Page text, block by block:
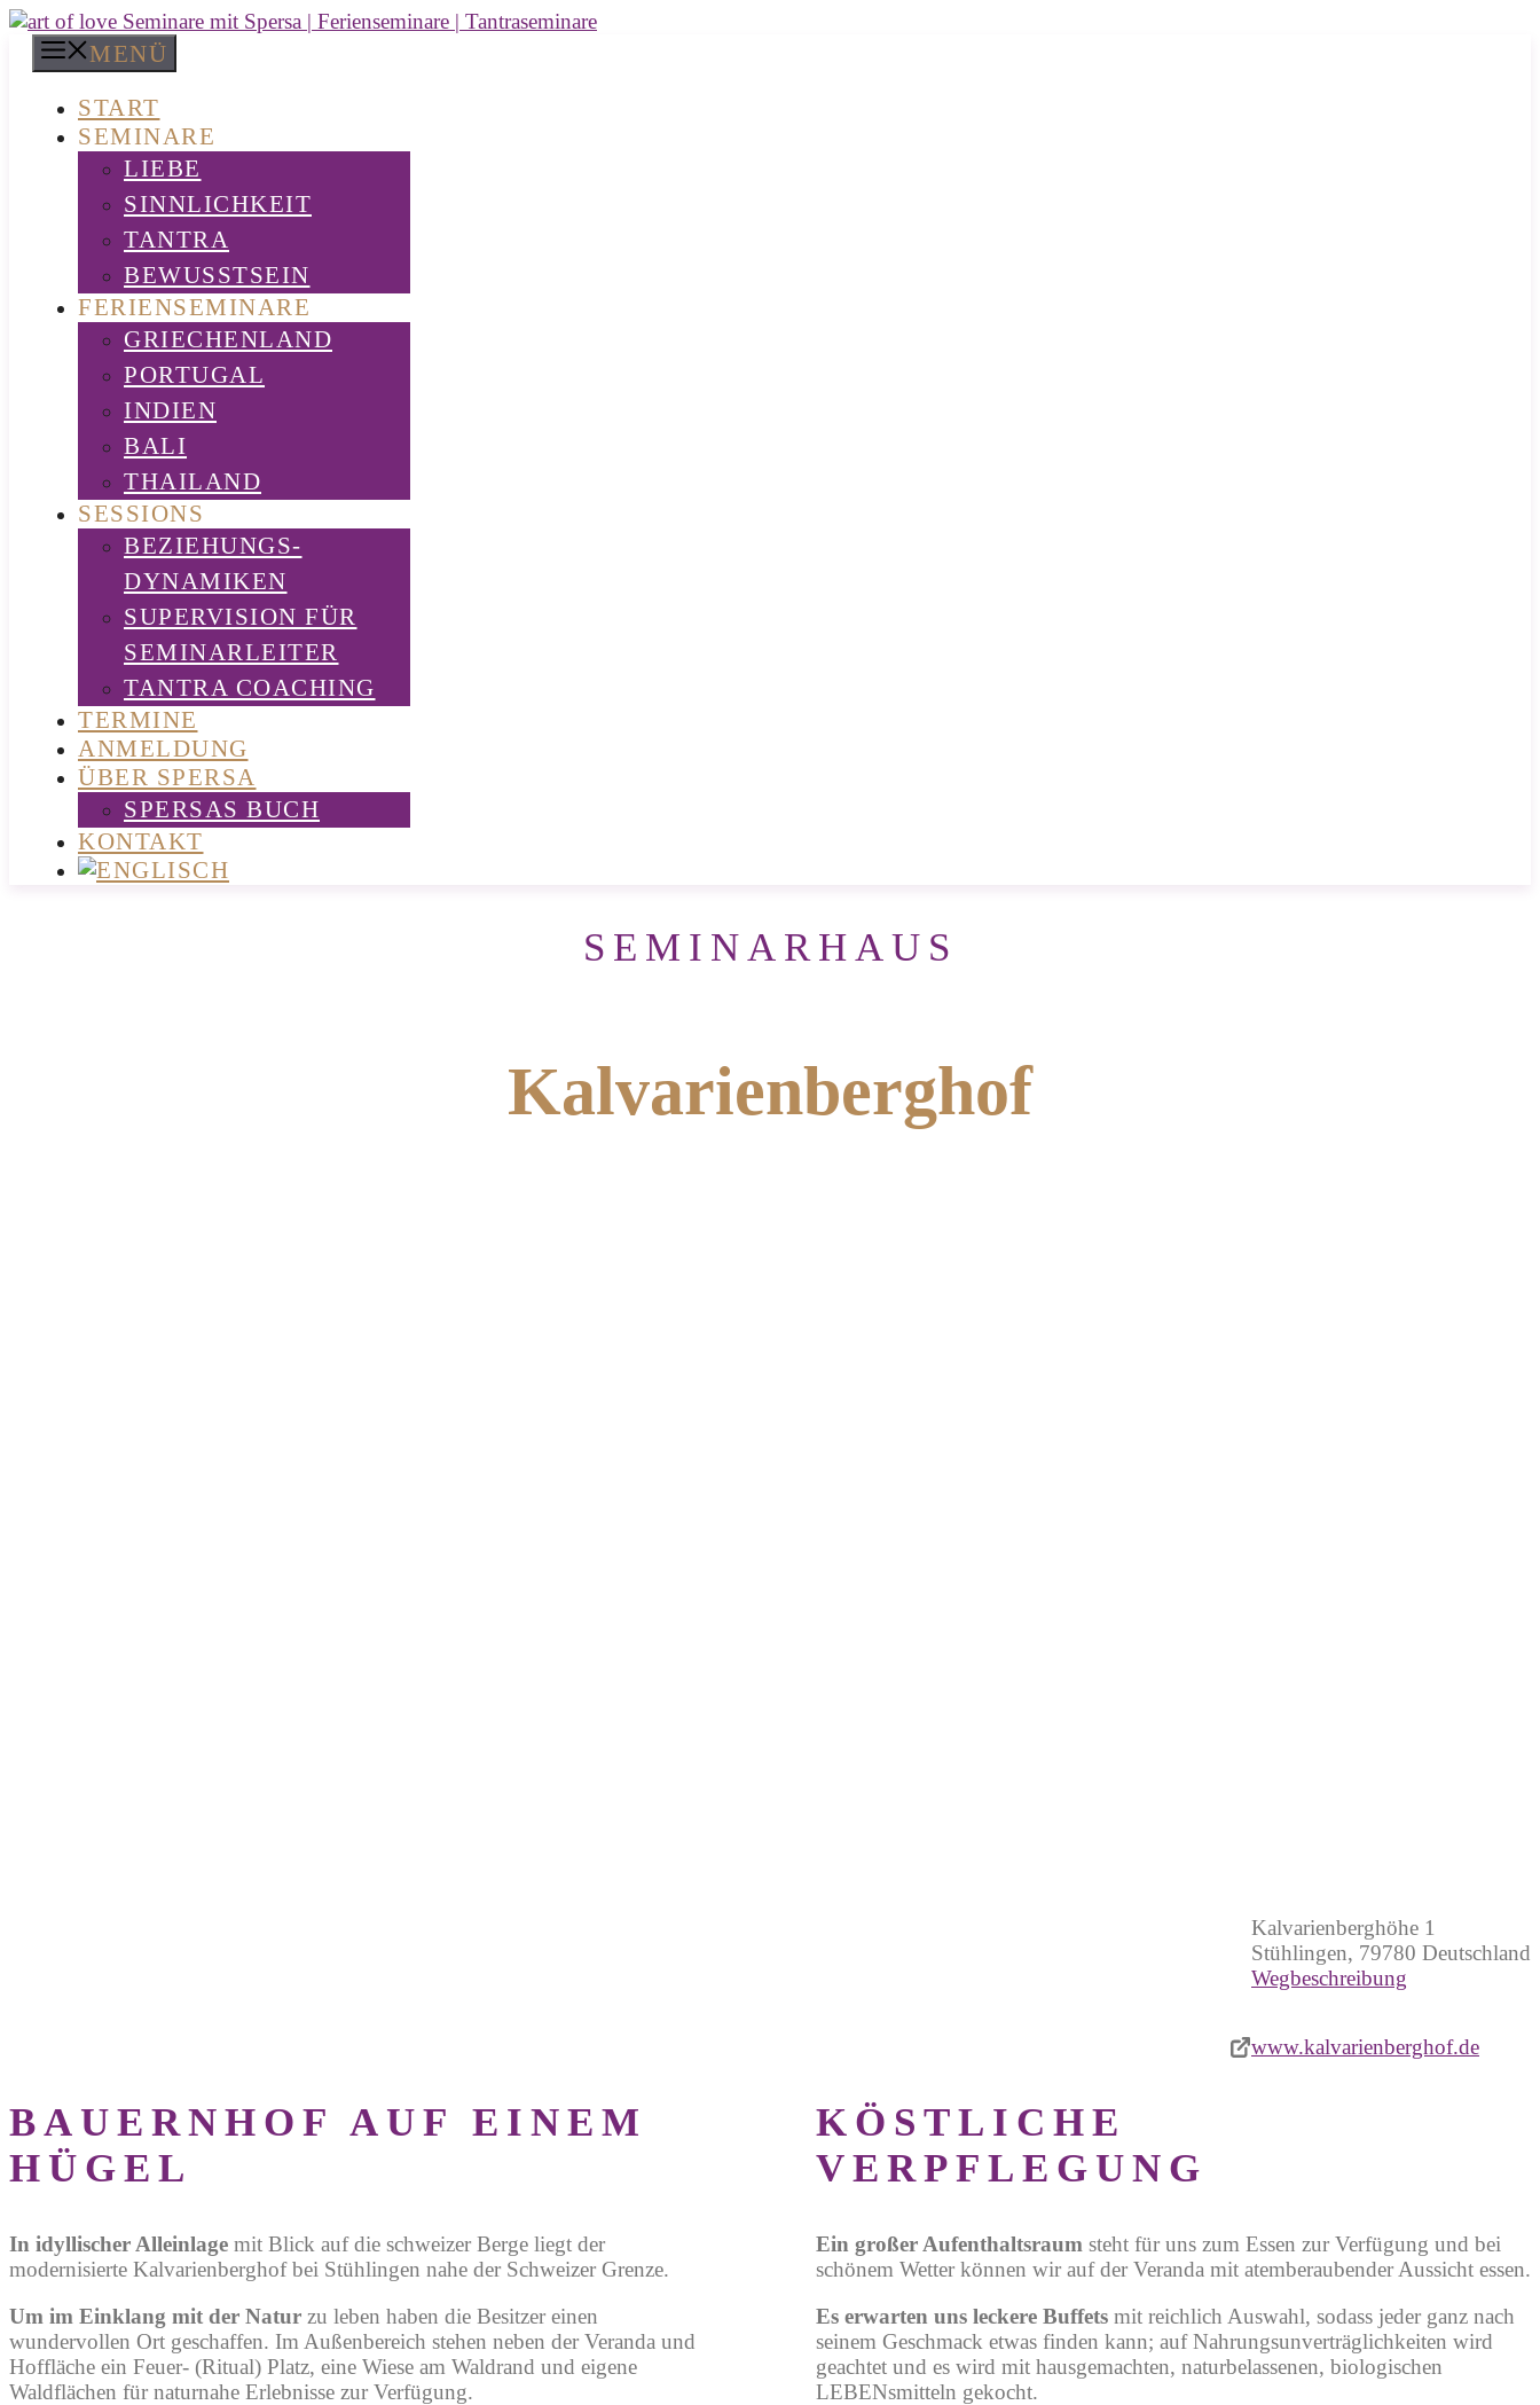
Zum
Inhalt
springen
MENÜ
START
SEMINARE
LIEBE
SINNLICHKEIT
TANTRA
BEWUSSTSEIN
FERIENSEMINARE
GRIECHENLAND
PORTUGAL
INDIEN
BALI
THAILAND
SESSIONS
BEZIEHUNGS-
DYNAMIKEN
SUPERVISION FÜR
SEMINARLEITER
TANTRA COACHING
TERMINE
ANMELDUNG
ÜBER SPERSA
SPERSAS BUCH
KONTAKT
SEMINARHAUS
Kalvarienberghof
Kalvarienberghöhe 1
Stühlingen, 79780 Deutschland
Wegbeschreibung
www.kalvarienberghof.de
BAUERNHOF AUF EINEM
HÜGEL
In idyllischer Alleinlage mit Blick auf die schweizer Berge liegt der
modernisierte Kalvarienberghof bei Stühlingen nahe der Schweizer Grenze.
Um im Einklang mit der Natur zu leben haben die Besitzer einen
wundervollen Ort geschaffen. Im Außenbereich stehen neben der Veranda und
Hoffläche ein Feuer- (Ritual) Platz, eine Wiese am Waldrand und eigene
Waldflächen für naturnahe Erlebnisse zur Verfügung.
KÖSTLICHE
VERPFLEGUNG
Ein großer Aufenthaltsraum steht für uns zum Essen zur Verfügung und bei
schönem Wetter können wir auf der Veranda mit atemberaubender Aussicht essen.
Es erwarten uns leckere Buffets mit reichlich Auswahl, sodass jeder ganz nach
seinem Geschmack etwas finden kann; auf Nahrungsunverträglichkeiten wird
geachtet und es wird mit hausgemachten, naturbelassenen, biologischen
LEBENsmitteln gekocht.